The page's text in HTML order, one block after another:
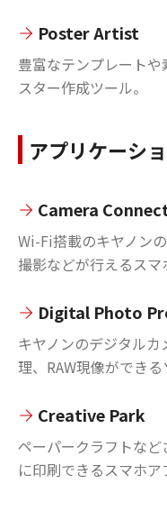
Poster Artist
豊富なテンプレート
スター作成ツール。
アプリケーシ
Camera
Wi-Fi搭載のキヤノン
撮影などが行えるスマ
Digital Photo
キヤノンのデジタル
理、RAW現像ができる
Creative Park
ペーパークラフトな
に印刷できるスマホア